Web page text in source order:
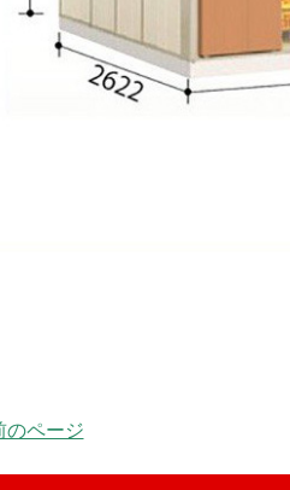
のページ